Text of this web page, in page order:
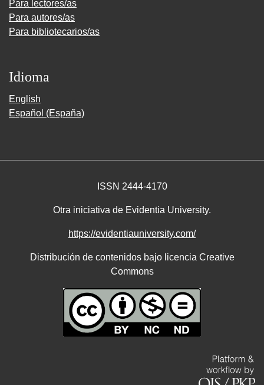
Para lectores/as
Para autores/as
Para bibliotecarios/as
Idioma
English
Español (España)
ISSN 2444-4170
Otra iniciativa de Evidentia University.
https://evidentiauniversity.com/
Distribución de contenidos bajo licencia Creative
Commons